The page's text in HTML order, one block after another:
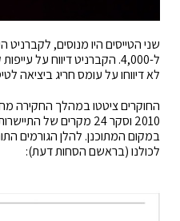
ל-4,000. הקברניט דיווח על
לא דיווחו על עומס חריג ביציאה
החוקרים ציטטו במהלך החקירה
2010 וסקר 24 מקרים של
במקום המתוכנן. להלן הגורמים
לכולנו (בראשם הסחות דעת):